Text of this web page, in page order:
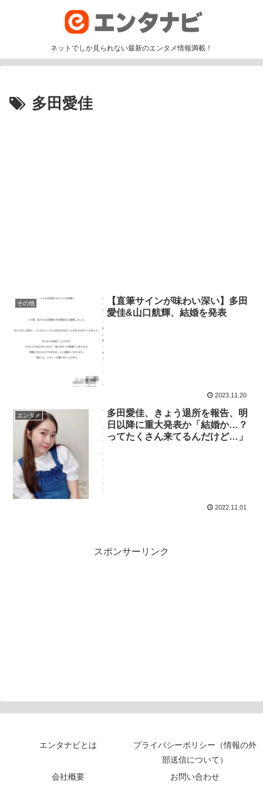
ネットでしか見られない最新のエンタメ情報満載！
多田愛佳
その他
【直筆サインが味わい深い】多田
愛佳&山口航輝、結婚を発表
2023.11.20
エンタメ
多田愛佳、きょう退所を報告、明
日以降に重大発表か「結婚か…？
ってたくさん来てるんだけど…」
2022.11.01
スポンサーリンク
エンタナビとは
プライバシーポリシー（情報の外
部送信について）
会社概要
お問い合わせ